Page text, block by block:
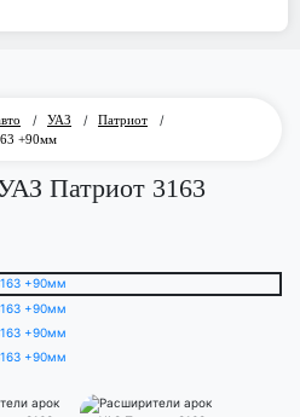
/ УАЗ / Патриот
/
+90мм
Патриот 3163